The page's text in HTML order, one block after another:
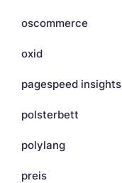
oscommerce
oxid
pagespeed insights
polsterbett
polylang
preis